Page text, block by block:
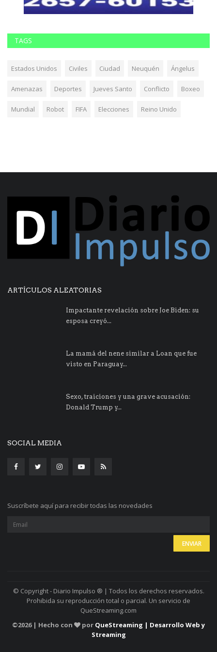
TAGS
Estados Unidos Civiles Ciudad Neuquén Ángelus
Amenazas Deportes Jueves Santo Conflicto Boxeo
Mundial Robot FIFA Elecciones Reino Unido
ARTÍCULOS ALEATORIAS
Impactante revelación sobre Joe Biden: su
esposa creyó...
La mamá del nene similar a Loan que fue
visto en Paraguay...
Sexo, traiciones y una grave acusación:
Donald Trump y...
SOCIAL MEDIA
Suscríbete aquí para recibir todas las novedades
© Copyright - Diario Impulso ® | Todos los derechos reservados.
Prohibida su reproducción total o parcial. Un servicio de
QueStreaming.com
©2026 | Hecho con por QueStreaming | Desarrollo Web y
Streaming